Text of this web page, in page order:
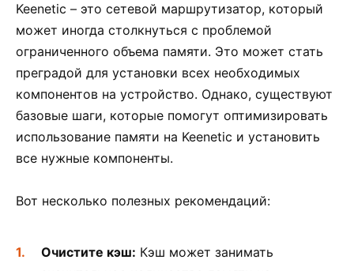
Keenetic – это сетевой маршрутизатор, который
может иногда столкнуться с проблемой
ограниченного объема памяти. Это может стать
преградой для установки всех необходимых
компонентов на устройство. Однако, существуют
базовые шаги, которые помогут оптимизировать
использование памяти на Keenetic и установить
все нужные компоненты.
Вот несколько полезных рекомендаций:
Очистите кэш: Кэш может занимать